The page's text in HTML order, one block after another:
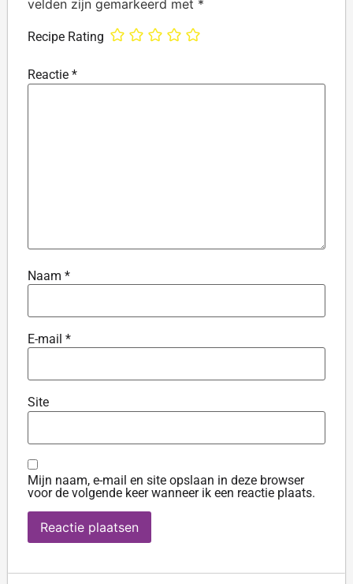
velden zijn gemarkeerd met *
Recipe Rating
Reactie *
Naam *
E-mail *
Site
Mijn naam, e-mail en site opslaan in deze browser
voor de volgende keer wanneer ik een reactie plaats.